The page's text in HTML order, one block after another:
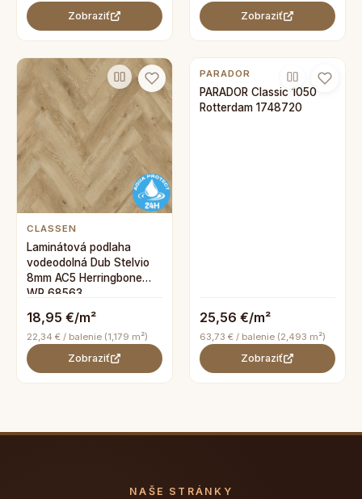
Zobraziť Zobraziť
CLASSEN
Laminátová podlaha
vodeodolná Dub Stelvio
8mm AC5 Herringbone
WR 68563
18,95 €/m²
22,34 € / balenie (1,179 m²)
Zobraziť
PARADOR
PARADOR Classic 1050
Rotterdam 1748720
25,56 €/m²
63,73 € / balenie (2,493 m²)
Zobraziť
NAŠE STRÁNKY